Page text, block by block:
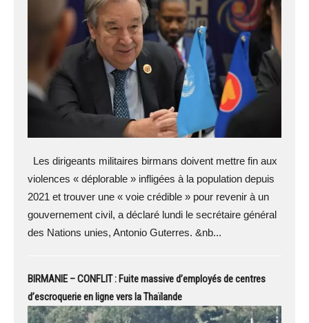
Les dirigeants militaires birmans doivent mettre fin aux
violences « déplorable » infligées à la population depuis
2021 et trouver une « voie crédible » pour revenir à un
gouvernement civil, a déclaré lundi le secrétaire général
des Nations unies, Antonio Guterres. &nb...
BIRMANIE – CONFLIT : Fuite massive d’employés de centres
d’escroquerie en ligne vers la Thaïlande